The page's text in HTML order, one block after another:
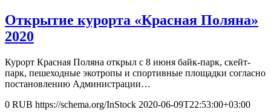
Открытие курорта «Красная Поляна»
2020
Курорт Красная Поляна открыл с 8 июня байк-парк, скейт-
парк, пешеходные экотропы и спортивные площадки согласно
постановлению Администрации…
0 RUB https://schema.org/InStock 2020-06-09T22:53:00+03:00